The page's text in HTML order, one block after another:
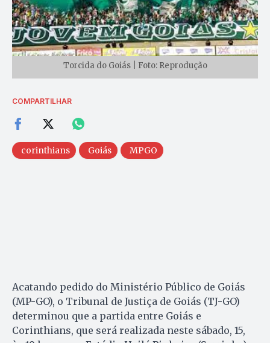
Torcida do Goiás | Foto: Reprodução
COMPARTILHAR
corinthians Goiás MPGO
Acatando pedido do Ministério Público de Goiás
(MP-GO), o Tribunal de Justiça de Goiás (TJ-GO)
determinou que a partida entre Goiás e
Corinthians, que será realizada neste sábado, 15,